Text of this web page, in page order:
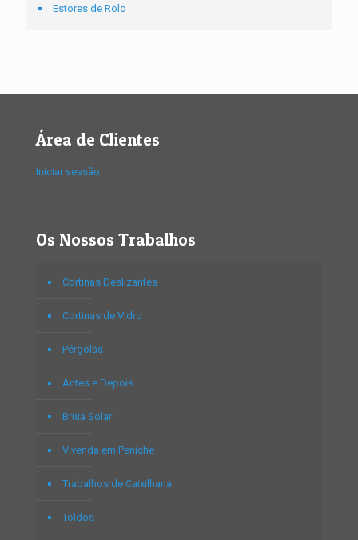
Estores de Rolo
Área de Clientes
Iniciar sessão
Os Nossos Trabalhos
Cortinas Deslizantes
Cortinas de Vidro
Pérgolas
Antes e Depois
Brisa Solar
Vivenda em Peniche
Trabalhos de Caixilharia
Toldos